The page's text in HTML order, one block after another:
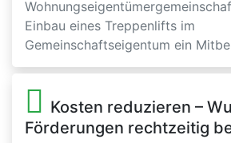
Einbau eines Treppenlifts im
Gemeinschaftseigentum ein
Kosten reduzieren –
Förderungen rechtzeitig